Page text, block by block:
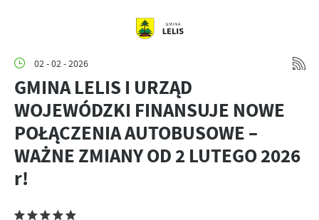
02 - 02 - 2026
GMINA LELIS I URZĄD
WOJEWÓDZKI FINANSUJE NOWE
POŁĄCZENIA AUTOBUSOWE –
WAŻNE ZMIANY OD 2 LUTEGO 2026
r!